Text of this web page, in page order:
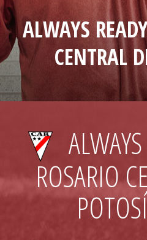
ALWAYS
CENTRAL
ROSARIO
POTOSÍ